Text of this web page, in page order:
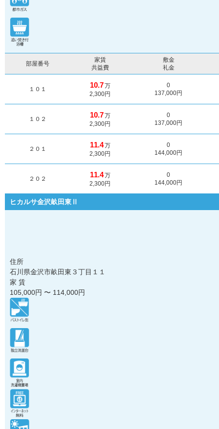
部屋番号
家賃
共益費
敷金
礼金
１０１ 10.7万
2,300円
0
137,000円
１０２ 10.7万
2,300円
0
137,000円
２０１ 11.4万
2,300円
0
144,000円
２０２ 11.4万
2,300円
0
144,000円
ヒカルサ金沢畝田東Ⅱ
住所
石川県金沢市畝田東３丁目１１
家 賃
105,000円 〜 114,000円